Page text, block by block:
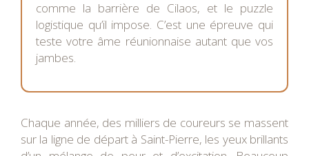
comme la barrière de Cilaos, et le puzzle
logistique qu’il impose. C’est une épreuve qui
teste votre âme réunionnaise autant que vos
jambes.
Chaque année, des milliers de coureurs se massent
sur la ligne de départ à Saint-Pierre, les yeux brillants